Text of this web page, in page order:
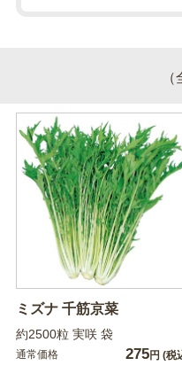
（
ミズナ 千筋京菜
約2500粒 実咲 袋
通常価格 275円 (税